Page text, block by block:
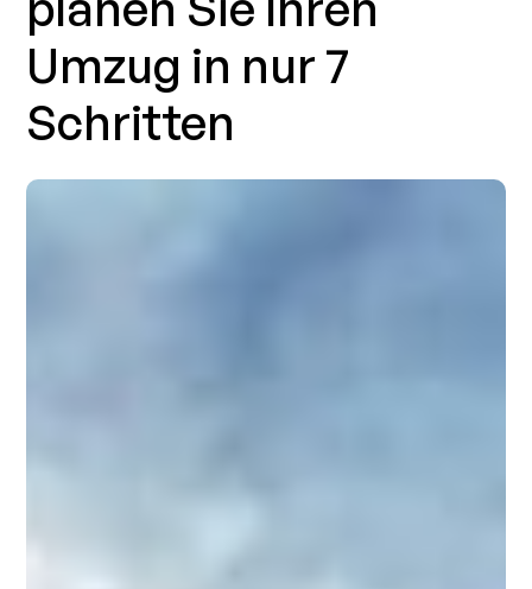
Umzug in nur 7
Schritten